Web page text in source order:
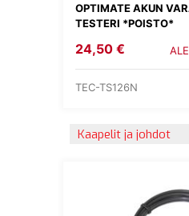
OPTIMATE AKUN
TESTERI *POISTO*
24,50 €
TEC-TS126N
Kaapelit ja johdot